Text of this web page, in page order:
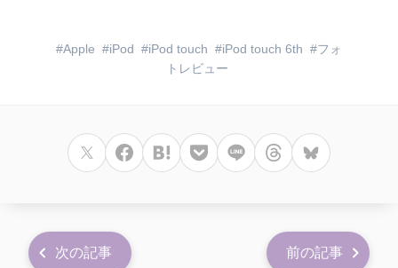
Apple iPod iPod touch iPod touch 6th
フォ
トレビュー
次の記事 前の記事